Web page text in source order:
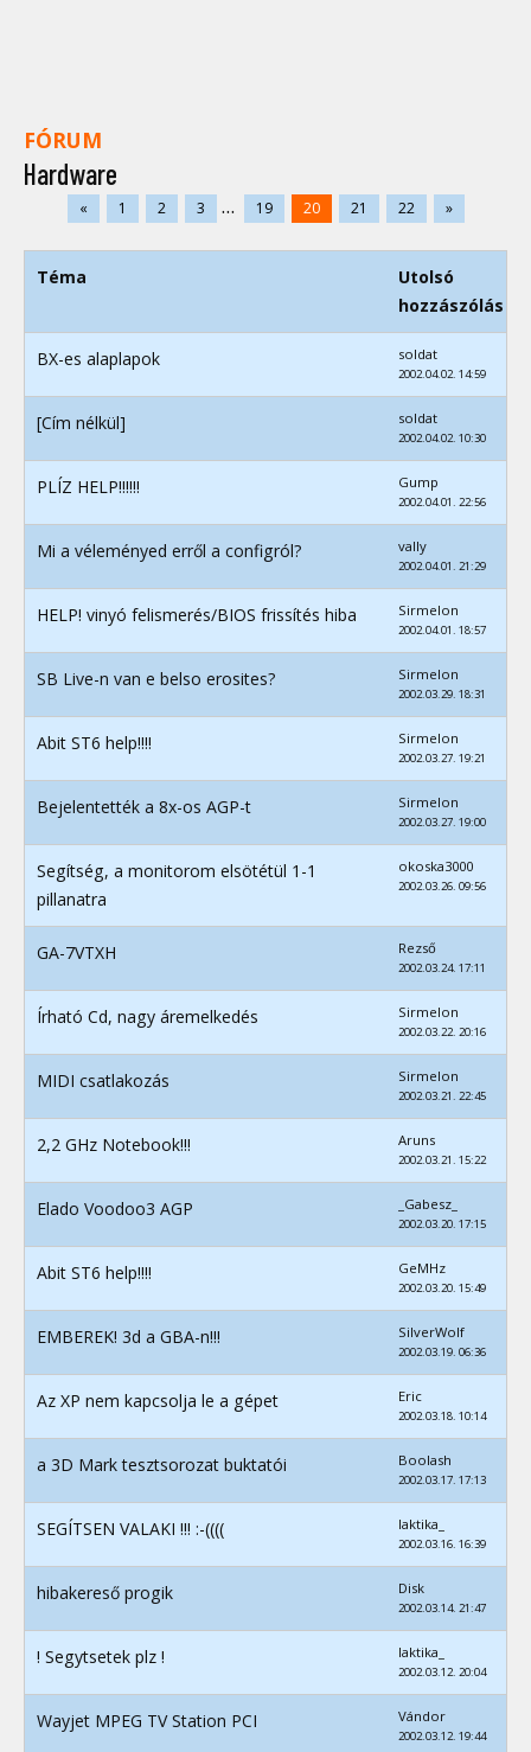
FÓRUM
Hardware
« 1 2 3 ... 19 20 21 22 »
Téma
Utolsó
hozzászólás
BX-es alaplapok soldat
2002.04.02. 14:59
[Cím nélkül] soldat
2002.04.02. 10:30
PLÍZ HELP!!!!!! Gump
2002.04.01. 22:56
Mi a véleményed erről a configról? vally
2002.04.01. 21:29
HELP! vinyó felismerés/BIOS frissítés hiba Sirmelon
2002.04.01. 18:57
SB Live-n van e belso erosites? Sirmelon
2002.03.29. 18:31
Abit ST6 help!!!! Sirmelon
2002.03.27. 19:21
Bejelentették a 8x-os AGP-t Sirmelon
2002.03.27. 19:00
Segítség, a monitorom elsötétül 1-1
pillanatra
okoska3000
2002.03.26. 09:56
GA-7VTXH Rezső
2002.03.24. 17:11
Írható Cd, nagy áremelkedés Sirmelon
2002.03.22. 20:16
MIDI csatlakozás Sirmelon
2002.03.21. 22:45
2,2 GHz Notebook!!! Aruns
2002.03.21. 15:22
Elado Voodoo3 AGP _Gabesz_
2002.03.20. 17:15
Abit ST6 help!!!! GeMHz
2002.03.20. 15:49
EMBEREK! 3d a GBA-n!!! SilverWolf
2002.03.19. 06:36
Az XP nem kapcsolja le a gépet Eric
2002.03.18. 10:14
a 3D Mark tesztsorozat buktatói Boolash
2002.03.17. 17:13
SEGÍTSEN VALAKI !!! :-(((( laktika_
2002.03.16. 16:39
hibakereső progik Disk
2002.03.14. 21:47
! Segytsetek plz ! laktika_
2002.03.12. 20:04
Wayjet MPEG TV Station PCI Vándor
2002.03.12. 19:44